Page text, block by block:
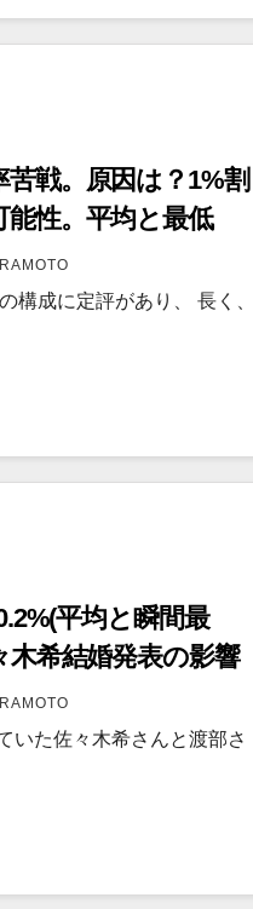
戦。原因は？1%割
性。平均と最低
構成に定評があり、 長く、
平均と瞬間最
木希結婚発表の影響
いた佐々木希さんと渡部さ